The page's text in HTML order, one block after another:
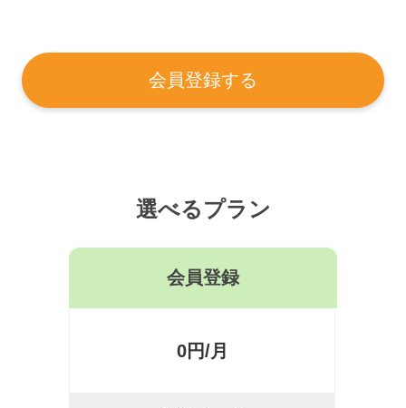
会員登録する
選べるプラン
会員登録
0円/月